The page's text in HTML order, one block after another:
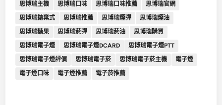
思博瑞主機
思博瑞口味 思博瑞口味推薦
思博瑞官網
思博瑞拋棄式
思博瑞推薦 思博瑞煙彈
思博瑞煙油
思博瑞糖果
思博瑞菸彈 思博瑞菸油
思博瑞購買
思博瑞電子煙
思博瑞電子煙DCARD
思博瑞電子煙PTT
思博瑞電子煙評價
思博瑞電子菸 思博瑞電子菸主機
電子煙
電子煙口味
電子煙推薦 電子菸推薦